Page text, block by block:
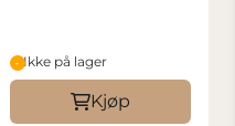
Ikke på lager
Kjøp